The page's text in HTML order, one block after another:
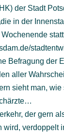
der Stadt
in der
Befragung der
aller
sieht man,
der gern
wird,